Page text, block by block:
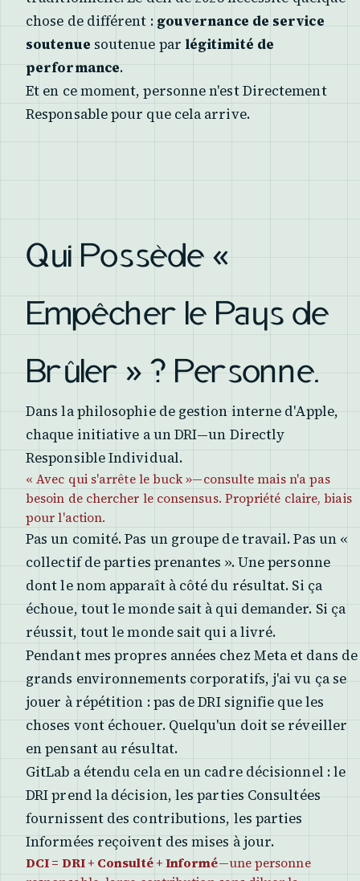
chose de différent : gouvernance de service
soutenue soutenue par légitimité de
performance.
Et en ce moment, personne n'est Directement
Responsable pour que cela arrive.
Qui Possède «
Empêcher le Pays de
Brûler » ? Personne.
Dans la philosophie de gestion interne d'Apple,
chaque initiative a un DRI—un Directly
Responsible Individual.
« Avec qui s'arrête le buck »—consulte mais n'a pas
besoin de chercher le consensus. Propriété claire, biais
pour l'action.
Pas un comité. Pas un groupe de travail. Pas un «
collectif de parties prenantes ». Une personne
dont le nom apparaît à côté du résultat. Si ça
échoue, tout le monde sait à qui demander. Si ça
réussit, tout le monde sait qui a livré.
Pendant mes propres années chez Meta et dans de
grands environnements corporatifs, j'ai vu ça se
jouer à répétition : pas de DRI signifie que les
choses vont échouer. Quelqu'un doit se réveiller
en pensant au résultat.
GitLab a étendu cela en un cadre décisionnel : le
DRI prend la décision, les parties Consultées
fournissent des contributions, les parties
Informées reçoivent des mises à jour.
DCI = DRI + Consulté + Informé—une personne